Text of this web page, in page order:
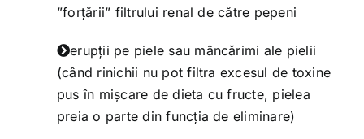
”forțării” filtrului renal de către pepeni
erupții pe piele sau mâncărimi ale pielii
(când rinichii nu pot filtra excesul de toxine
pus în mișcare de dieta cu fructe, pielea
preia o parte din funcția de eliminare)